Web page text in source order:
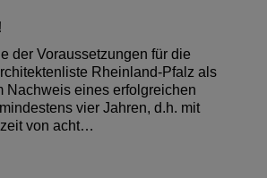
der Voraussetzungen für die
Rheinland-Pfalz als
Nachweis eines erfolgreichen
vier Jahren, d.h. mit
von acht…